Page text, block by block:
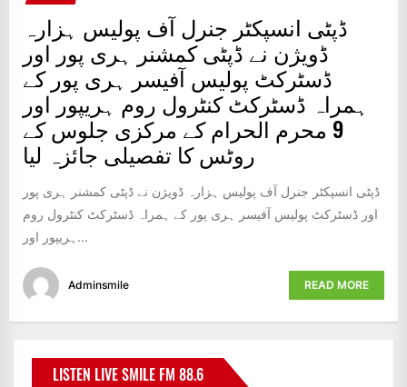
ڈپٹی انسپکٹر جنرل آف پولیس ہزارہ
ڈویژن نے ڈپٹی کمشنر ہری پور اور
ڈسٹرکٹ پولیس آفیسر ہری پور کے
ہمراہ ڈسٹرکٹ کنٹرول روم ہریپور اور
9 محرم الحرام کے مرکزی جلوس کے
روٹس کا تفصیلی جائزہ لیا
ڈپٹی انسپکٹر جنرل آف پولیس ہزارہ ڈویژن نے ڈپٹی کمشنر ہری پور
اور ڈسٹرکٹ پولیس آفیسر ہری پور کے ہمراہ ڈسٹرکٹ کنٹرول روم
ہریپور اور...
Adminsmile READ MORE
LISTEN LIVE SMILE FM 88.6